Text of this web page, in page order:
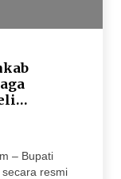
– Bupati
resmi